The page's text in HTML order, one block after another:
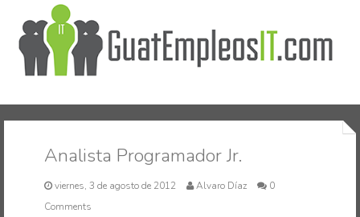
Inicio
Analista Programador Jr.
viernes, 3 de agosto de 2012 Alvaro Díaz
0
Comments